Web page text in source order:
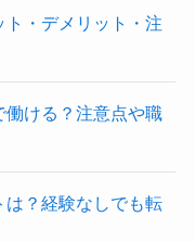
・デメリット・注
ける？注意点や職
？経験なしでも転